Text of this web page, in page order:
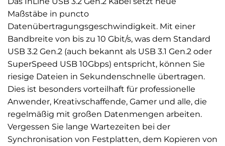
Maßstäbe in puncto
Datenübertragungsgeschwindigkeit. Mit einer
Bandbreite von bis zu 10 Gbit/s, was dem Standard
USB 3.2 Gen.2 (auch bekannt als USB 3.1 Gen.2 oder
SuperSpeed USB 10Gbps) entspricht, können Sie
riesige Dateien in Sekundenschnelle übertragen.
Dies ist besonders vorteilhaft für professionelle
Anwender, Kreativschaffende, Gamer und alle, die
regelmäßig mit großen Datenmengen arbeiten.
Vergessen Sie lange Wartezeiten bei der
Synchronisation von Festplatten, dem Kopieren von